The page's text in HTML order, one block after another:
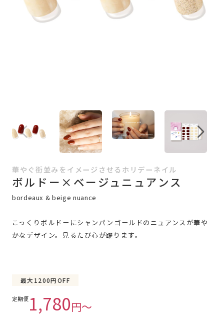
華やぐ街並みをイメージさせるホリデーネイル
ボルドー×ベージュニュアンス
bordeaux & beige nuance
こっくりボルドーにシャンパンゴールドのニュアンスが華や
かなデザイン。見るたび心が躍ります。
最大1200円OFF
定期便1,780円〜